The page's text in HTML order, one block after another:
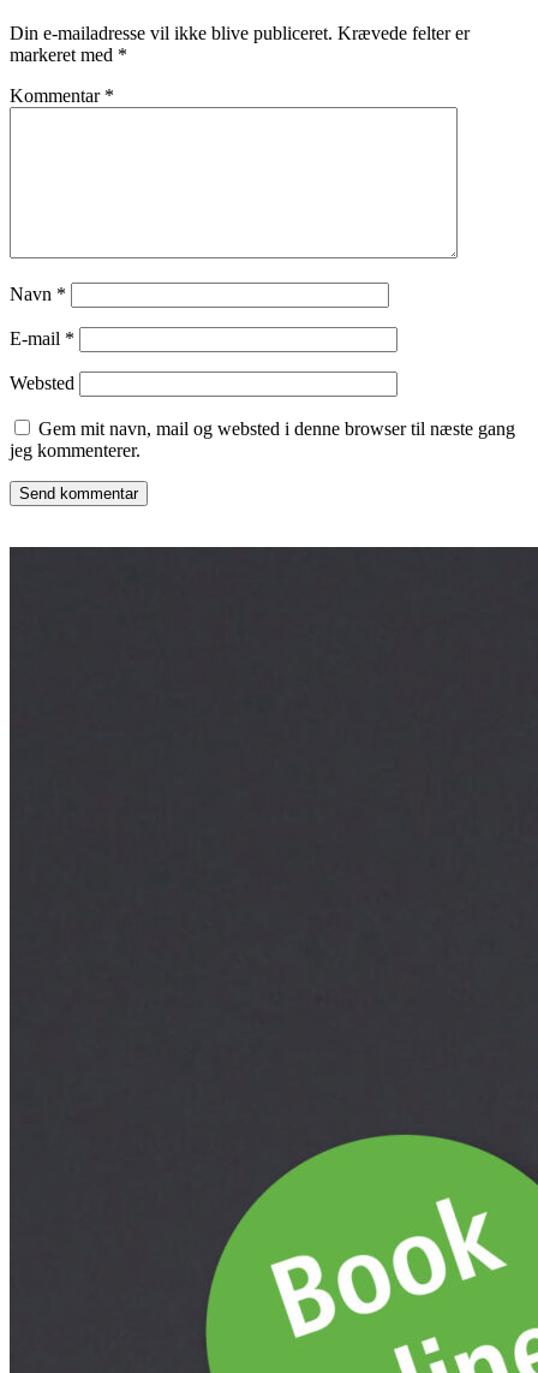
Din e-mailadresse vil ikke blive publiceret. Krævede felter er
markeret med *
Kommentar *
Navn *
E-mail *
Websted
Gem mit navn, mail og websted i denne browser til næste gang
jeg kommenterer.